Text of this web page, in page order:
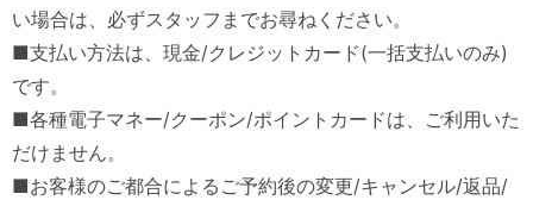
い場合は、必ずスタッフまでお尋ねください。
■支払い方法は、現金/クレジットカード(一括支払いのみ)
です。
■各種電子マネー/クーポン/ポイントカードは、ご利用いた
だけません。
■お客様のご都合によるご予約後の変更/キャンセル/返品/